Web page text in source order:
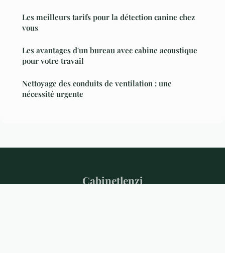
Les meilleurs tarifs pour la détection canine chez
vous
Les avantages d'un bureau avec cabine acoustique
pour votre travail
Nettoyage des conduits de ventilation : une
nécessité urgente
Cabinetlenzi